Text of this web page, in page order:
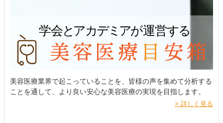
美容医療業界で起こっていることを、皆様の声を集めて分析する
ことを通して、より良い安心な美容医療の実現を目指します。
> 詳しく見る